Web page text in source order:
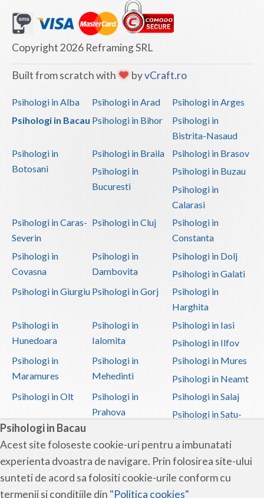
Psihologi in Bacau
Acest site foloseste cookie-uri pentru a imbunatati
experienta dvoastra de navigare. Prin folosirea site-ului
sunteti de acord sa folositi cookie-urile conform cu
termenii si conditiile din "Politica cookies"
Copyright 2026 Reframing SRL
Built from scratch with byvCraft.ro
Psihologi in Alba Psihologi in Arad
Psihologi in Arges
Psihologi in Bacau Psihologi in Bihor
Psihologi in
Bistrita-Nasaud
Psihologi in
Botosani
Psihologi in Braila
Psihologi in Brasov
Psihologi in
Bucuresti
Psihologi in Buzau
Psihologi in
Calarasi
Psihologi in Caras-
Severin
Psihologi in Cluj
Psihologi in
Constanta
Psihologi in
Covasna
Psihologi in
Dambovita
Psihologi in Dolj
Psihologi in Galati
Psihologi in Giurgiu Psihologi in Gorj
Psihologi in
Harghita
Psihologi in
Hunedoara
Psihologi in
Ialomita
Psihologi in Iasi
Psihologi in Ilfov
Psihologi in
Maramures
Psihologi in
Mehedinti
Psihologi in Mures
Psihologi in Neamt
Psihologi in Olt
Psihologi in
Prahova
Psihologi in Salaj
Psihologi in Satu-
Psihologi in Sibiu
Psihologi in
Suceava
Psihologi in
Teleorman
Psihologi in Timis
Psihologi in Tulcea Psihologi in Valcea